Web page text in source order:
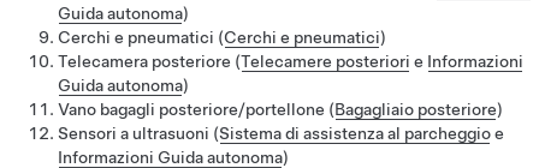
Guida autonoma)
Cerchi e pneumatici (Cerchi e pneumatici)
Telecamera posteriore (Telecamere posteriori e Informazioni
Guida autonoma)
Vano bagagli posteriore/portellone (Bagagliaio posteriore)
Sensori a ultrasuoni (Sistema di assistenza al parcheggioe
Informazioni Guida autonoma)